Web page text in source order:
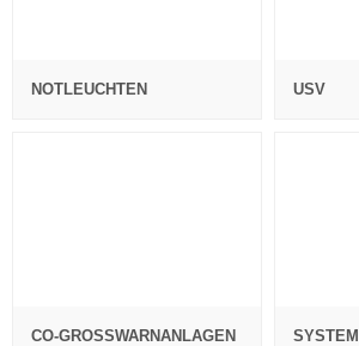
NOTLEUCHTEN USV
CO-GROSSWARNANLAGEN F